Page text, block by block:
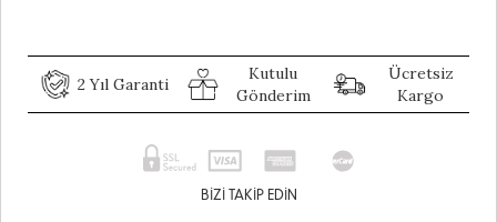
2 Yıl Garanti
Kutulu
Gönderim
Ücretsiz
Kargo
BIZI TAKIP EDIN